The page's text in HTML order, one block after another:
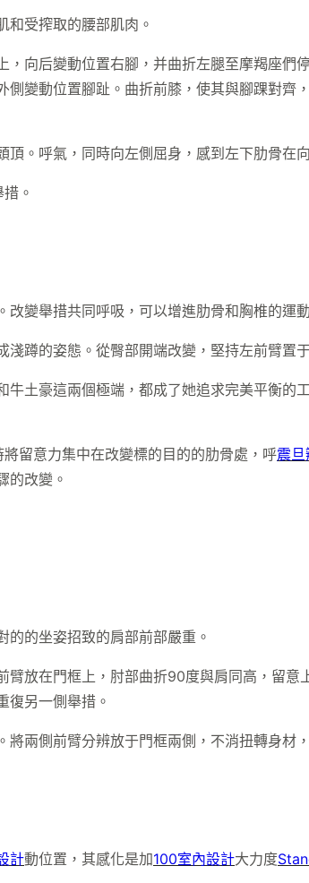
和受搾取的腰部肌肉。
，向后變動位置右腳，并曲折左腿至摩羯座
側變動位置腳趾。曲折前膝，使其與腳踝對
頂。呼氣，同時向左側屈身，感到左下肋骨在
。
變舉措共同呼吸，可以增進肋骨和胸椎的運
淺蹲的姿態。從臀部開端改變，堅持左前臂置
牛土豪這兩個極端，都成了她追求完美平衡的
留意力集中在改變標的目的的肋骨處，呼震
的改變。
的坐姿招致的肩部前部嚴重。
臂放在門框上，肘部曲折90度與肩同高，留
復另一側舉措。
將兩側前臂分辨放于門框兩側，不消扭轉身材
計動位置，其感化是加100室內設計大力度